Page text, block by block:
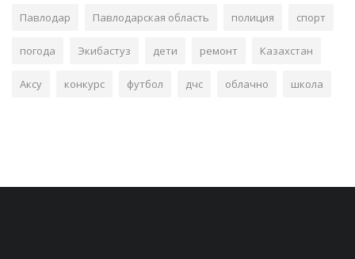
Павлодар Павлодарская область полиция спорт
погода Экибастуз дети ремонт Казахстан
Аксу конкурс футбол дчс облачно школа